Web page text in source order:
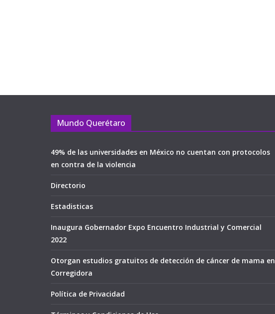
Mundo Querétaro
49% de las universidades en México no cuentan con protocolos
en contra de la violencia
Directorio
Estadisticas
Inaugura Gobernador Expo Encuentro Industrial y Comercial
2022
Otorgan estudios gratuitos de detección de cáncer de mama en
Corregidora
Política de Privacidad